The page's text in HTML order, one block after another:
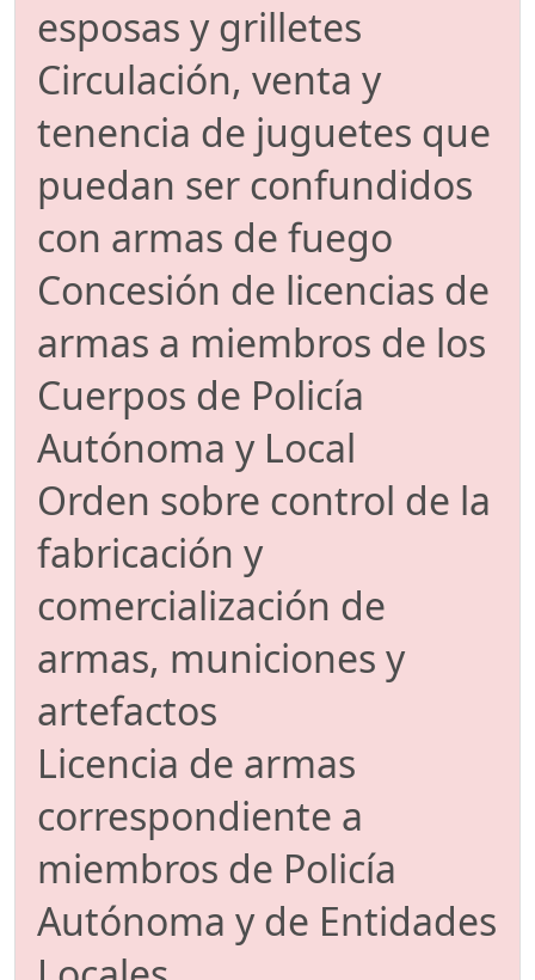
esposas y grilletes
Circulación, venta y
tenencia de juguetes que
puedan ser confundidos
con armas de fuego
Concesión de licencias de
armas a miembros de los
Cuerpos de Policía
Autónoma y Local
Orden sobre control de la
fabricación y
comercialización de
armas, municiones y
artefactos
Licencia de armas
correspondiente a
miembros de Policía
Autónoma y de Entidades